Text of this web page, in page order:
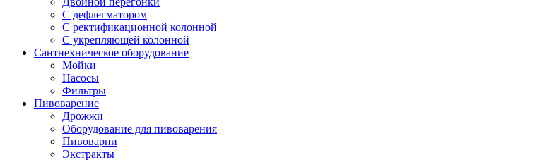
С дефлегматором
С ректификационной колонной
С укрепляющей колонной
Сантнехническое оборудование
Мойки
Насосы
Фильтры
Пивоварение
Дрожжи
Оборудование для пивоварения
Пивоварни
Экстракты